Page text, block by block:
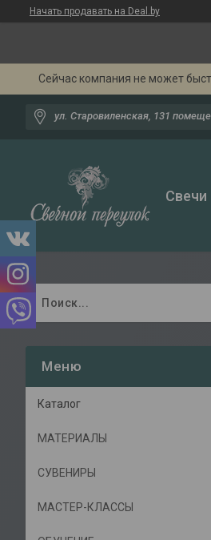
Начать продавать на Deal.by
Сейчас компания не может
ул. Старовиленская, 131
Каталог
МАТЕРИАЛЫ
СУВЕНИРЫ
МАСТЕР-КЛАССЫ